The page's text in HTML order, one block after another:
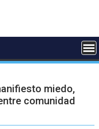
miedo,
comunidad